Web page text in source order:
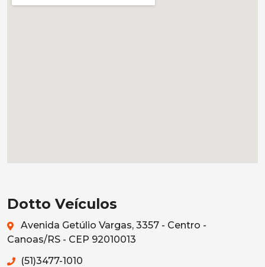
Dotto Veículos
Avenida Getúlio Vargas, 3357 - Centro -
Canoas/RS - CEP 92010013
(51)3477-1010